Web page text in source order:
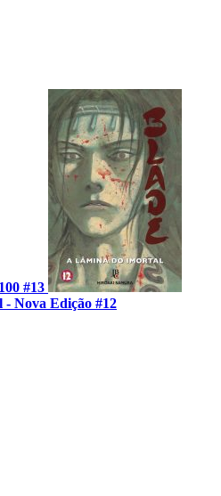
#13
Nova Edição #12